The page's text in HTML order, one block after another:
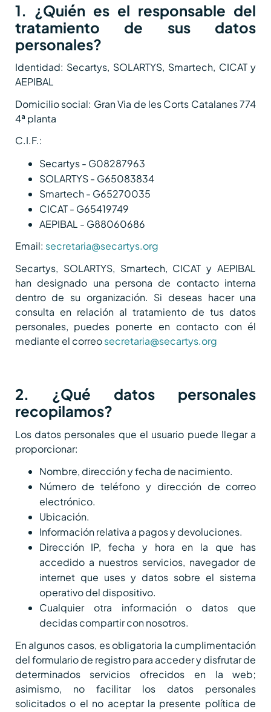
1. ¿Quién es el responsable del
tratamiento de sus datos
personales?
Identidad: Secartys, SOLARTYS, Smartech, CICAT y
AEPIBAL
Domicilio social: Gran Via de les Corts Catalanes 774
4ª planta
C.I.F.:
Secartys - G08287963
SOLARTYS - G65083834
Smartech - G65270035
CICAT - G65419749
AEPIBAL - G88060686
Email: secretaria@secartys.org
Secartys, SOLARTYS, Smartech, CICAT y AEPIBAL
han designado una persona de contacto interna
dentro de su organización. Si deseas hacer una
consulta en relación al tratamiento de tus datos
personales, puedes ponerte en contacto con él
mediante el correosecretaria@secartys.org
2. ¿Qué datos personales
recopilamos?
Los datos personales que el usuario puede llegar a
proporcionar:
Nombre, dirección y fecha de nacimiento.
Número de teléfono y dirección de correo
electrónico.
Ubicación.
Información relativa a pagos y devoluciones.
Dirección IP, fecha y hora en la que has
accedido a nuestros servicios, navegador de
internet que uses y datos sobre el sistema
operativo del dispositivo.
Cualquier otra información o datos que
decidas compartir con nosotros.
En algunos casos, es obligatoria la cumplimentación
del formulario de registro para acceder y disfrutar de
determinados servicios ofrecidos en la web;
asimismo, no facilitar los datos personales
solicitados o el no aceptar la presente política de